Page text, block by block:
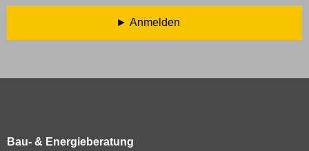
Anmelden
Bau- & Energieberatung